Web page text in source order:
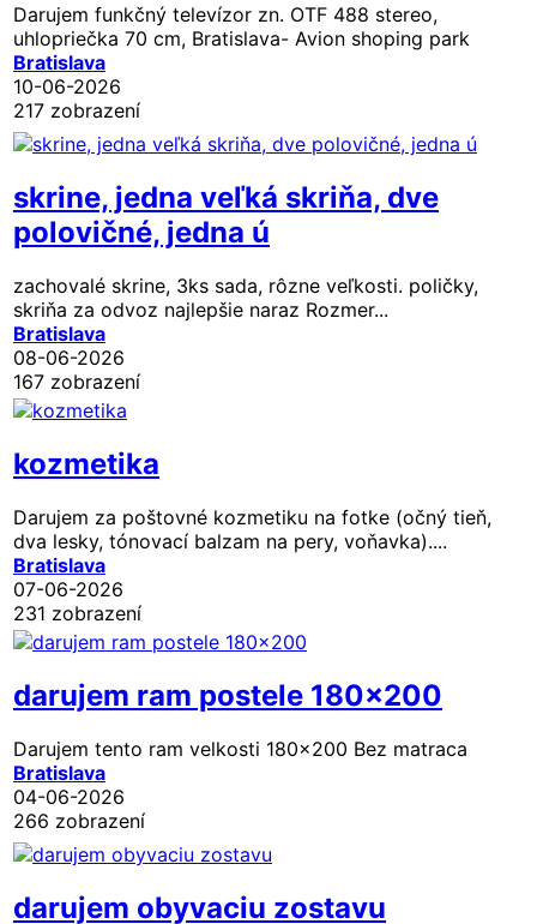
Darujem funkčný televízor zn. OTF 488 stereo,
uhlopriečka 70 cm, Bratislava- Avion shoping park
Bratislava
10-06-2026
217 zobrazení
skrine, jedna veľká skriňa, dve
polovičné, jedna ú
zachovalé skrine, 3ks sada, rôzne veľkosti. poličky,
skriňa za odvoz najlepšie naraz Rozmer...
Bratislava
08-06-2026
167 zobrazení
kozmetika
Darujem za poštovné kozmetiku na fotke (očný tieň,
dva lesky, tónovací balzam na pery, voňavka)....
Bratislava
07-06-2026
231 zobrazení
darujem ram postele 180x200
Darujem tento ram velkosti 180x200 Bez matraca
Bratislava
04-06-2026
266 zobrazení
darujem obyvaciu zostavu